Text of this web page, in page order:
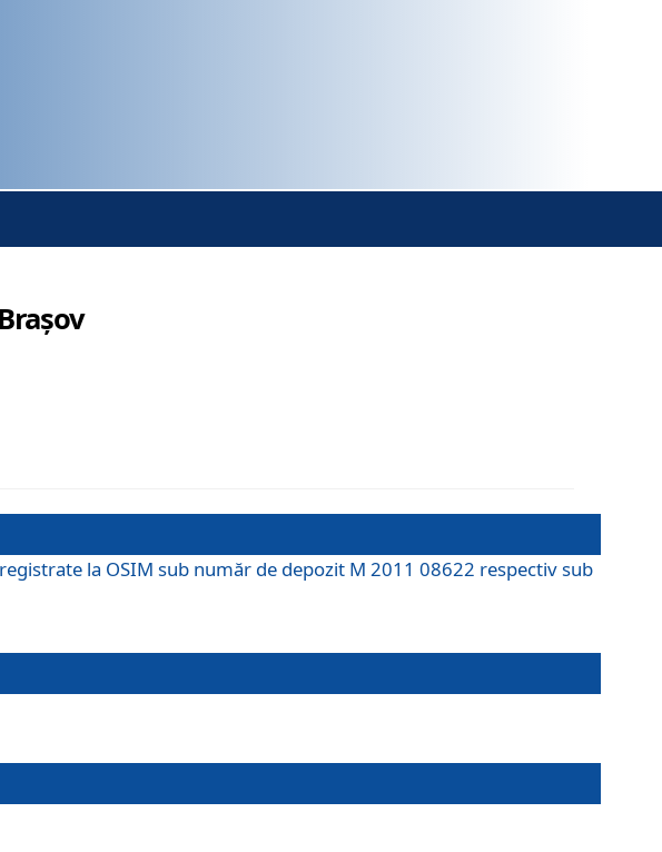
la OSIM sub număr de depozit M 2011 08622 respectiv sub